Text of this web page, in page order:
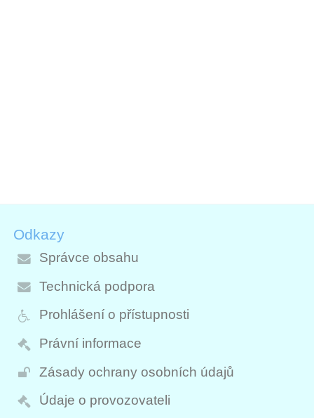
Odkazy
Správce obsahu
Technická podpora
Prohlášení o přístupnosti
Právní informace
Zásady ochrany osobních údajů
Údaje o provozovateli